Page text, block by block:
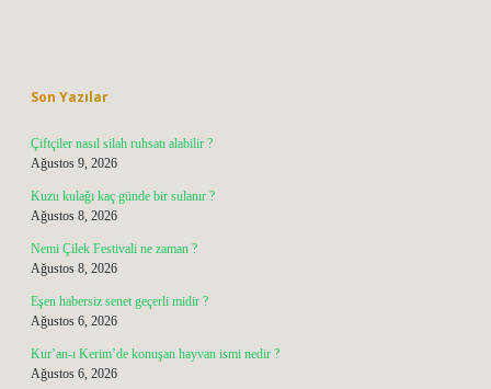
Son Yazılar
Çiftçiler nasıl silah ruhsatı alabilir ?
Ağustos 9, 2026
Kuzu kulağı kaç günde bir sulanır ?
Ağustos 8, 2026
Nemi Çilek Festivali ne zaman ?
Ağustos 8, 2026
Eşen habersiz senet geçerli midir ?
Ağustos 6, 2026
Kur’an-ı Kerim’de konuşan hayvan ismi nedir ?
Ağustos 6, 2026